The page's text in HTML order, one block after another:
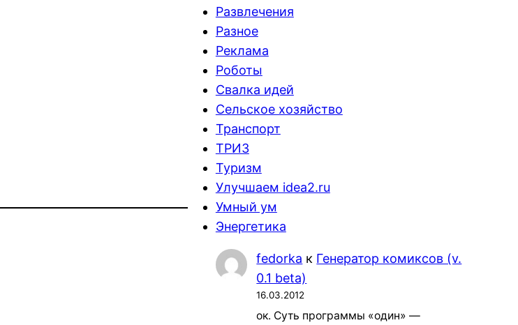
Развлечения
Разное
Реклама
Роботы
Свалка идей
Сельское хозяйство
Транспорт
ТРИЗ
Туризм
Улучшаем idea2.ru
Умный ум
Энергетика
fedorka к Генератор комиксов (v.
0.1 beta)
16.03.2012
ок. Суть программы «один» —